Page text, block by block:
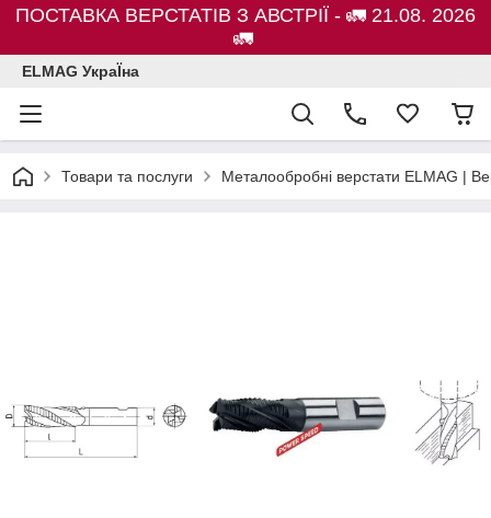
ПОСТАВКА ВЕРСТАТІВ З АВСТРІЇ - 🚛 21.08. 2026
🚛
ELMAG УкраЇна
Товари та послуги Металообробні верстати ELMAG |